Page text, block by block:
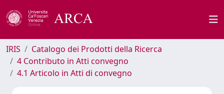
IRIS
Catalogo dei Prodotti della Ricerca
4 Contributo in Atti convegno
4.1 Articolo in Atti di convegno